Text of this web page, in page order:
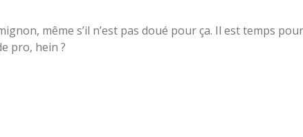
même s’il n’est pas doué pour ça. Il est temps pour
pro, hein ?